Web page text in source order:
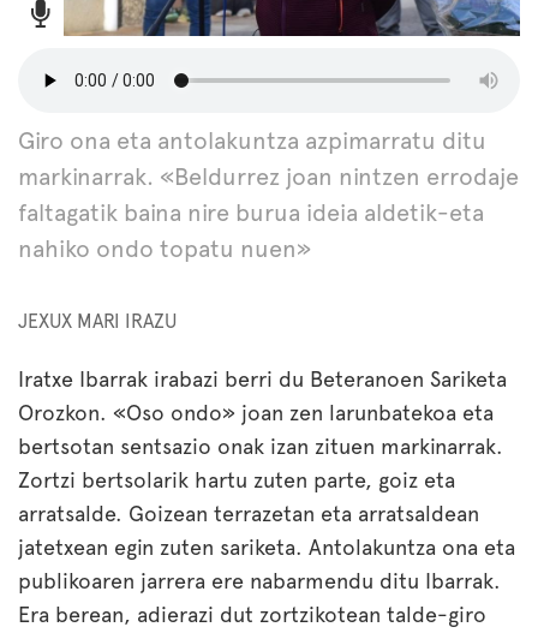
Giro ona eta antolakuntza azpimarratu ditu
markinarrak. «Beldurrez joan nintzen errodaje
faltagatik baina nire burua ideia aldetik-eta
nahiko ondo topatu nuen»
JEXUX MARI IRAZU
Iratxe Ibarrak irabazi berri du Beteranoen Sariketa
Orozkon. «Oso ondo» joan zen larunbatekoa eta
bertsotan sentsazio onak izan zituen markinarrak.
Zortzi bertsolarik hartu zuten parte, goiz eta
arratsalde. Goizean terrazetan eta arratsaldean
jatetxean egin zuten sariketa. Antolakuntza ona eta
publikoaren jarrera ere nabarmendu ditu Ibarrak.
Era berean, adierazi dut zortzikotean talde-giro